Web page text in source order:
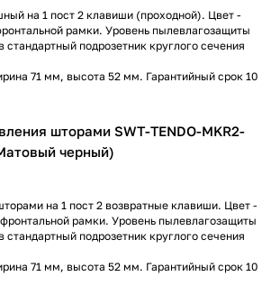
на 1 пост 2 клавиши (проходной). Цвет -
рамки. Уровень пылевлагозащиты
подрозетник круглого сечения
71 мм, высота 52 мм. Гарантийный срок 10
шторами SWT-TENDO-MKR2-
черный)
на 1 пост 2 возвратные клавиши. Цвет -
рамки. Уровень пылевлагозащиты
подрозетник круглого сечения
71 мм, высота 52 мм. Гарантийный срок 10